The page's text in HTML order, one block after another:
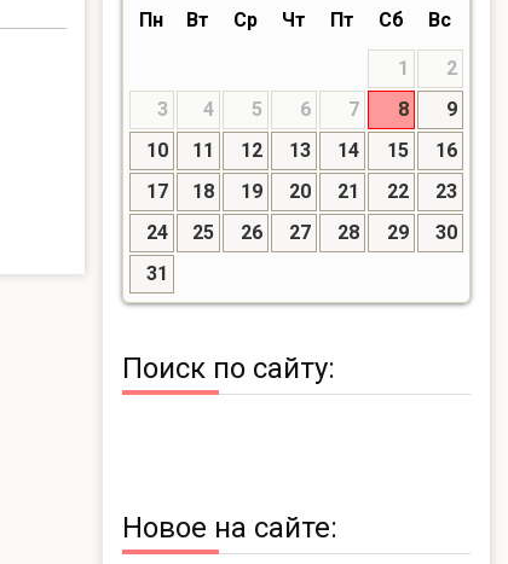
Пн Вт Ср Чт Пт Сб Вс
1
2
3
4 5 6 7 8
9
10
11 12 13 14 15
16
17
18 19 20 21 22
23
24
25 26 27 28 29
30
31
Поиск по сайту:
Новое на сайте: